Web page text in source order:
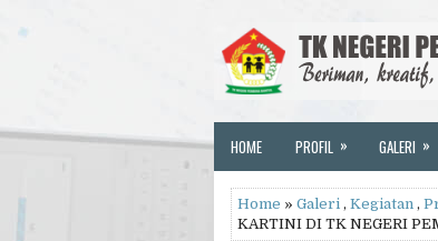
HOME PROFIL » GALERI »
Home » Galeri , Kegiatan ,
KARTINI DI TK NEGERI